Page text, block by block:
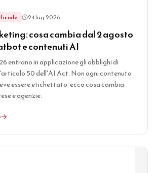
24 lug 2026
cosa cambia dal 2 agosto
e contenuti AI
entrano in applicazione gli obblighi di
50 dell'AI Act. Non ogni contenuto
essere etichettato: ecco cosa cambia
e agenzie.